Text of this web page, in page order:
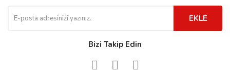
EKLE
Bizi Takip Edin